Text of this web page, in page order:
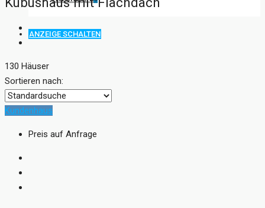
ANZEIGE SCHALTEN
130 Häuser
Sortieren nach:
Kundenhaus
Preis auf Anfrage